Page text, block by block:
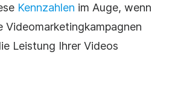
Kennzahlen im Auge, wenn
Videomarketingkampagnen
Leistung Ihrer Videos